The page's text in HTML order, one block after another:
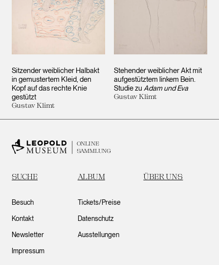
Sitzender weiblicher Halbakt
in gemustertem Kleid, den
Kopf auf das rechte Knie
gestützt
Gustav Klimt
Stehender weiblicher Akt mit
aufgestütztem linkem Bein.
Studie zu Adam und Eva
Gustav Klimt
ONLINE
SAMMLUNG
SUCHE ALBUM ÜBER UNS
Besuch
Kontakt
Newsletter
Impressum
Tickets/Preise
Datenschutz
Ausstellungen